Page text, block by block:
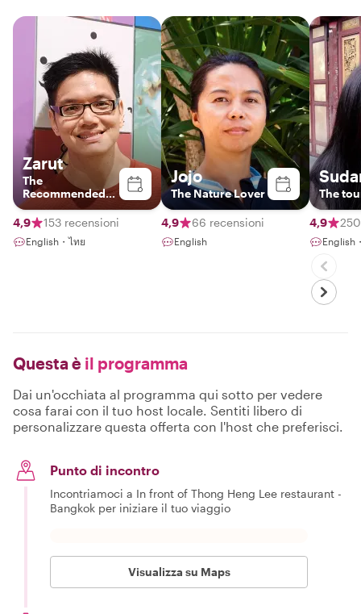
Zarut
The
Recommended
Local Insider
4,9
153 recensioni
English・ไทย
Jojo
The Nature Lover
4,9 66 recensioni
English
The
4,9
English
Questa è il programma
Dai un'occhiata al programma qui sotto per vedere
cosa farai con il tuo host locale. Sentiti libero di
personalizzare questa offerta con l'host che preferisci.
Punto di incontro
Incontriamoci a In front of Thong Heng Lee restaurant -
Bangkok per iniziare il tuo viaggio
Visualizza su Maps